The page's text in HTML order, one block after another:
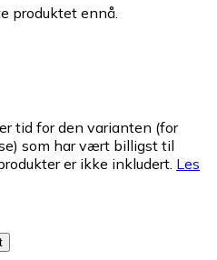
produktet ennå.
tid for den varianten (for
som har vært billigst til
er ikke inkludert. Les